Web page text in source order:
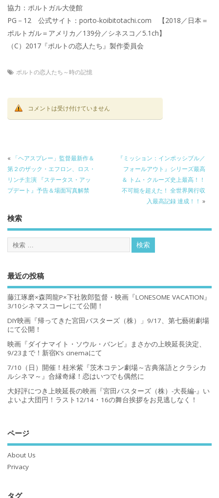
協力：ポルトガル大使館
PG－12 公式サイト：porto-koibitotachi.com 【2018／日本＝
ポルトガル＝アメリカ／139分／シネスコ／5.1ch】
（C）2017『ポルトの恋人たち』製作委員会
ポルトの恋人たち～時の記憶
コメントは受け付けていません
«
「ヘアスプレー」監督最新作＆
第２のザック・エフロン、ロス・
リンチ主演 『ステータス・アッ
プデート』予告＆場面写真解禁
『ミッション：インポッシブル／
フォールアウト』シリーズ最高
＆ トム・クルーズ史上最高！！
不可能を超えた！ 全世界興行収
入最高記録 達成！！ »
検索
最近の投稿
藤江琢磨×森岡龍P×下社敦郎監督・映画『LONESOME VACATION』
3/10シネマスコーレにて公開！
DIY映画『帰ってきた宮田バスターズ（株）」9/17、第七藝術劇場
にて公開！
映画『ダイナマイト・ソウル・バンビ』まさかの上映延長決定、
9/23まで！新宿K’s cinemaにて
7/10（日）開催！桂米紫『茨木コテン劇場～古典落語とクラシカ
ルシネマ～』合縁奇縁！恋はいつでも偶然に
大好評につき上映延長の映画『宮田バスターズ（株）-大長編-』い
よいよ大団円！ラスト12/14・16の舞台挨拶をお見逃しなく！
ページ
About Us
Privacy
タグ